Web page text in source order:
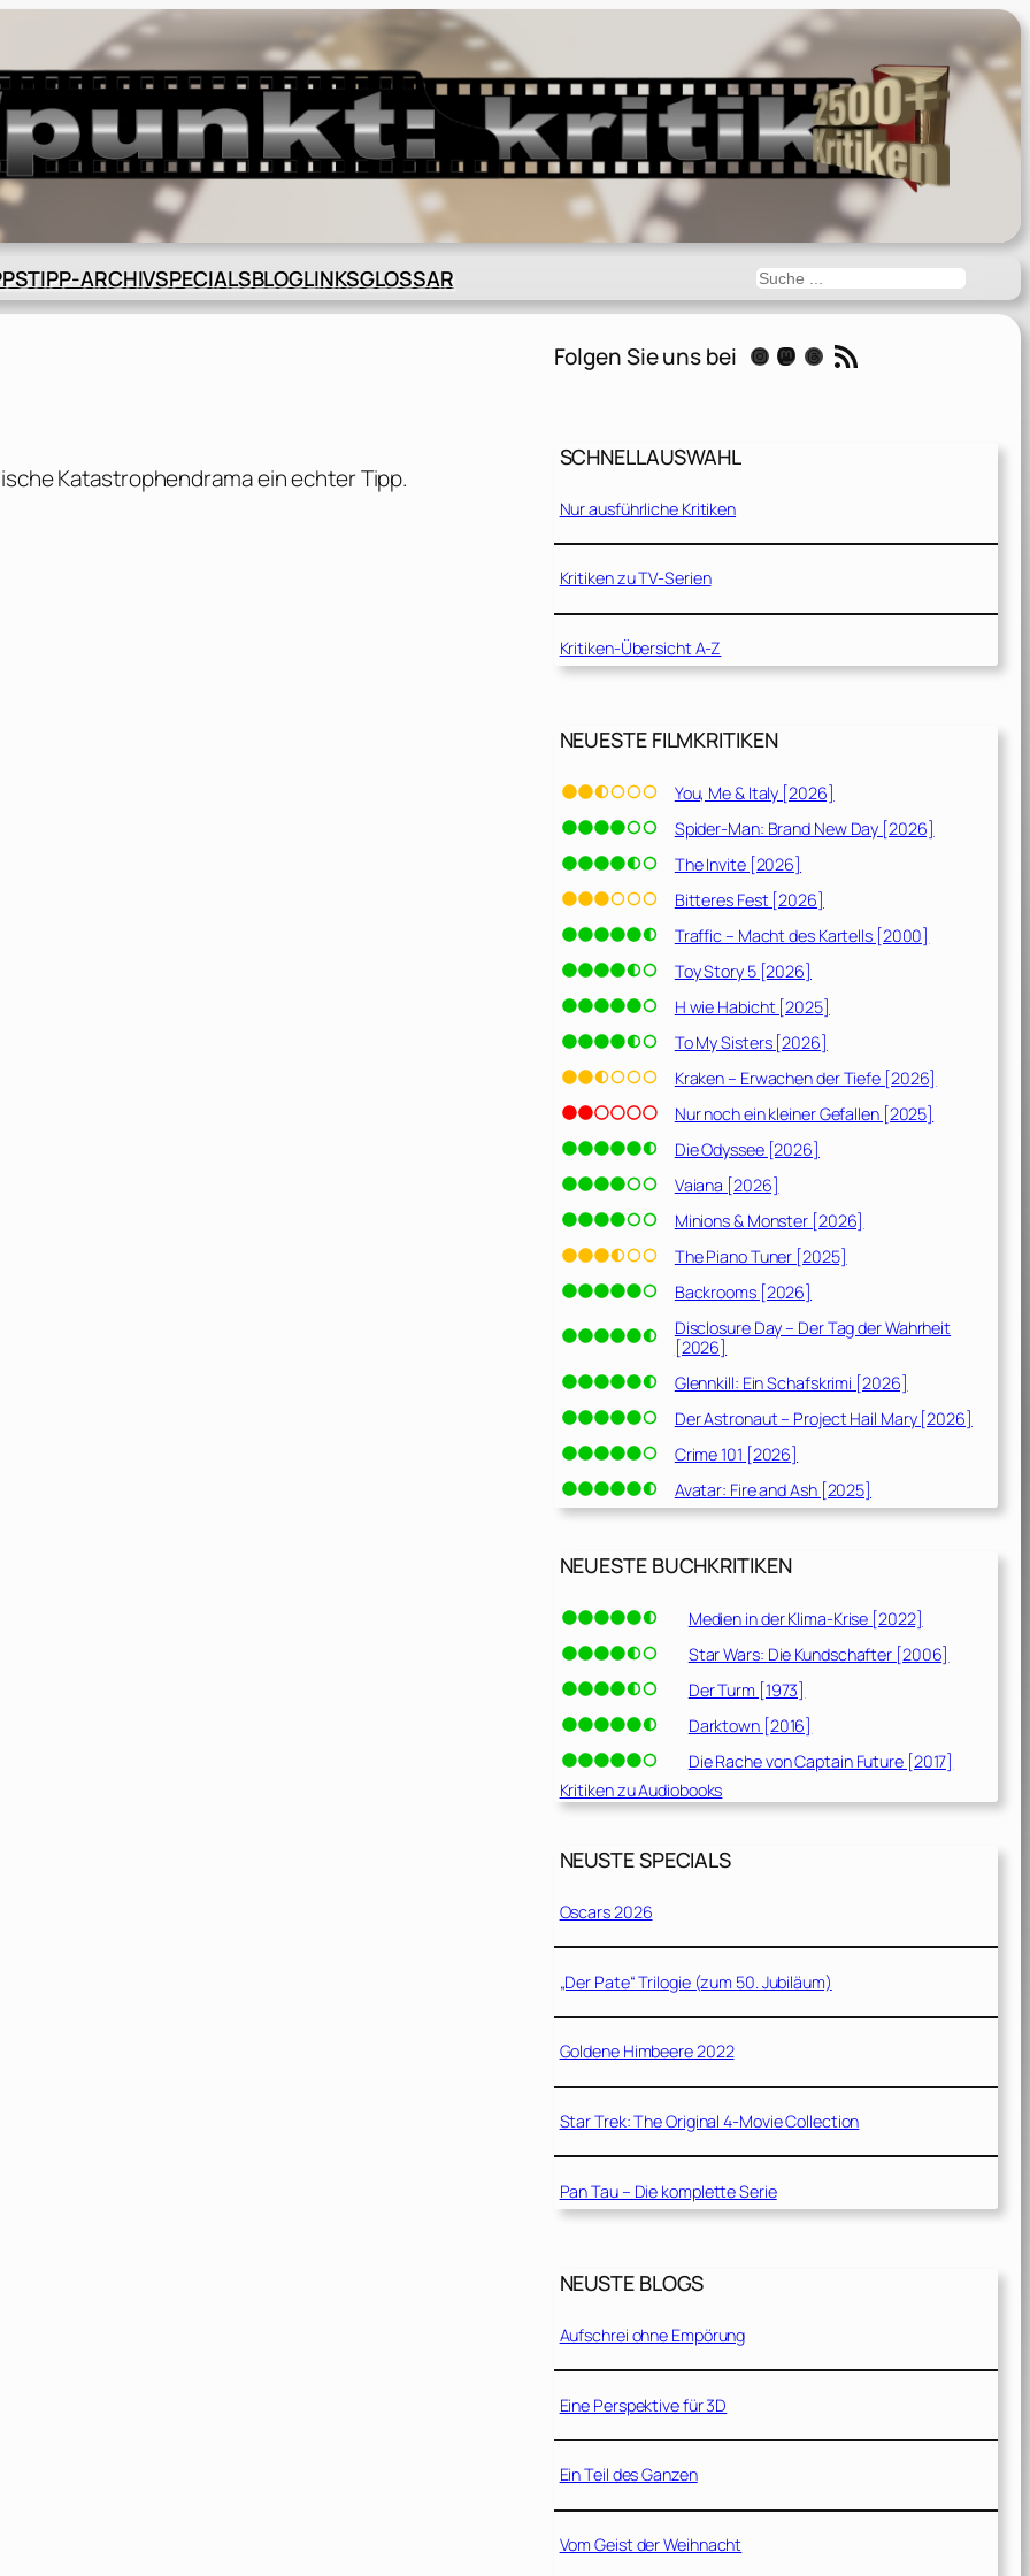
TIPP-ARCHIVSPECIALSBLOGLINKSGLOSSAR Suchen
Katastrophendrama ein echter Tipp.
Folgen Sie uns bei Instagram Mastodon Threads RSS-Feed
SCHNELLAUSWAHL
Nur ausführliche Kritiken
Kritiken zu TV-Serien
Kritiken-Übersicht A-Z
NEUESTE FILMKRITIKEN
You, Me & Italy [2026]
Spider-Man: Brand New Day [2026]
The Invite [2026]
Bitteres Fest [2026]
Traffic – Macht des Kartells [2000]
Toy Story 5 [2026]
H wie Habicht [2025]
To My Sisters [2026]
Kraken – Erwachen der Tiefe [2026]
Nur noch ein kleiner Gefallen [2025]
Die Odyssee [2026]
Vaiana [2026]
Minions & Monster [2026]
The Piano Tuner [2025]
Backrooms [2026]
Disclosure Day – Der Tag der Wahrheit
[2026]
Glennkill: Ein Schafskrimi [2026]
Der Astronaut – Project Hail Mary [2026]
Crime 101 [2026]
Avatar: Fire and Ash [2025]
NEUESTE BUCHKRITIKEN
Medien in der Klima-Krise [2022]
Star Wars: Die Kundschafter [2006]
Der Turm [1973]
Darktown [2016]
Die Rache von Captain Future [2017]
Kritiken zu Audiobooks
NEUSTE SPECIALS
Oscars 2026
„Der Pate“ Trilogie (zum 50. Jubiläum)
Goldene Himbeere 2022
Star Trek: The Original 4-Movie Collection
Pan Tau – Die komplette Serie
NEUSTE BLOGS
Aufschrei ohne Empörung
Eine Perspektive für 3D
Ein Teil des Ganzen
Vom Geist der Weihnacht